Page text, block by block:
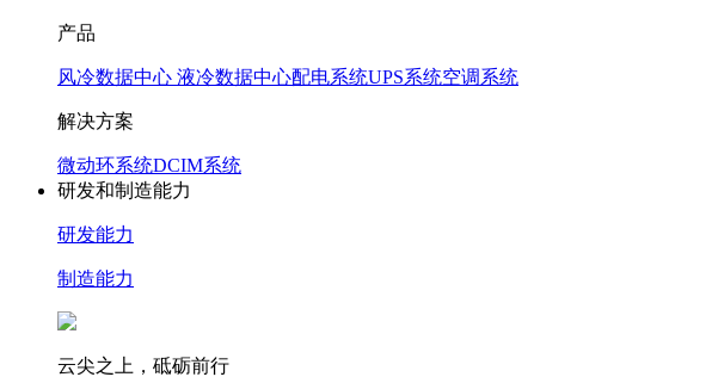
产品
风冷数据中心 液冷数据中心配电系统UPS系统空调系统
解决方案
微动环系统DCIM系统
研发和制造能力
研发能力
制造能力
云尖之上，砥砺前行